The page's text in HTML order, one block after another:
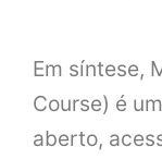
Em síntese,
Course) é
aberto,